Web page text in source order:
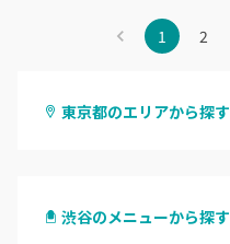
1 2
東京都のエリアから探す
原宿
渋谷のメニューから探す